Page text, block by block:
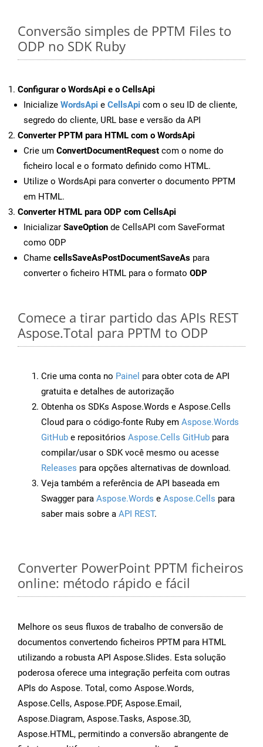
Conversão simples de PPTM Files to
ODP no SDK Ruby
Configurar o WordsApi e o CellsApi
Inicialize WordsApi e CellsApi com o seu ID de cliente,
segredo do cliente, URL base e versão da API
Converter PPTM para HTML com o WordsApi
Crie um ConvertDocumentRequest com o nome do
ficheiro local e o formato definido como HTML.
Utilize o WordsApi para converter o documento PPTM
em HTML.
Converter HTML para ODP com CellsApi
Inicializar SaveOption de CellsAPI com SaveFormat
como ODP
Chame cellsSaveAsPostDocumentSaveAs para
converter o ficheiro HTML para o formato ODP
Comece a tirar partido das APIs REST
Aspose.Total para PPTM to ODP
Crie uma conta no Painel para obter cota de API
gratuita e detalhes de autorização
Obtenha os SDKs Aspose.Words e Aspose.Cells
Cloud para o código-fonte Ruby em Aspose.Words
GitHub e repositórios Aspose.Cells GitHub para
compilar/usar o SDK você mesmo ou acesse
Releases para opções alternativas de download.
Veja também a referência de API baseada em
Swagger para Aspose.Words e Aspose.Cells para
saber mais sobre a API REST.
Converter PowerPoint PPTM ficheiros
online: método rápido e fácil
Melhore os seus fluxos de trabalho de conversão de
documentos convertendo ficheiros PPTM para HTML
utilizando a robusta API Aspose.Slides. Esta solução
poderosa oferece uma integração perfeita com outras
APIs do Aspose. Total, como Aspose.Words,
Aspose.Cells, Aspose.PDF, Aspose.Email,
Aspose.Diagram, Aspose.Tasks, Aspose.3D,
Aspose.HTML, permitindo a conversão abrangente de